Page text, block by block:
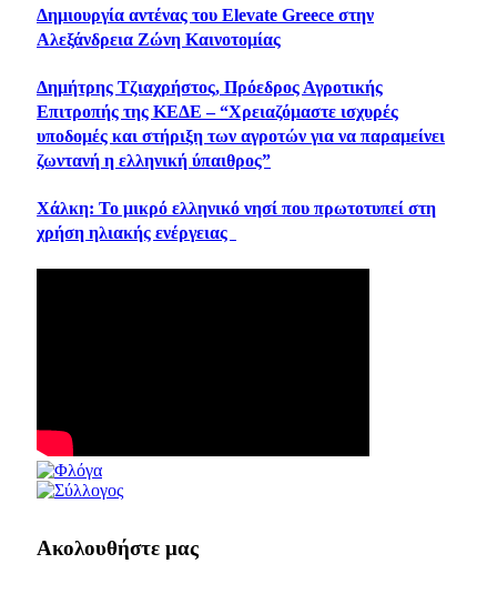
Δημιουργία αντένας του Elevate Greece στην
Αλεξάνδρεια Ζώνη Καινοτομίας
Δημήτρης Τζιαχρήστος, Πρόεδρος Αγροτικής
Επιτροπής της ΚΕΔΕ – “Χρειαζόμαστε ισχυρές
υποδομές και στήριξη των αγροτών για να παραμείνει
ζωντανή η ελληνική ύπαιθρος”
Χάλκη: Το μικρό ελληνικό νησί που πρωτοτυπεί στη
χρήση ηλιακής ενέργειας
Ακολουθήστε μας